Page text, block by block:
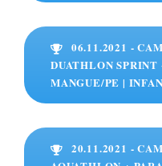
06.11.2021 -
DUATHLON
MANGUE/PE |
20.11.2021 -